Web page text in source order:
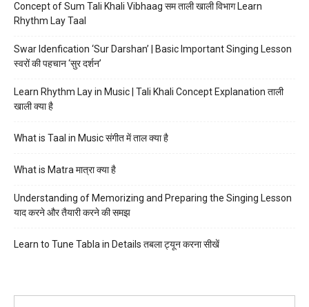
Concept of Sum Tali Khali Vibhaag सम ताली खाली विभाग Learn
Rhythm Lay Taal
Swar Idenfication ‘Sur Darshan’ | Basic Important Singing Lesson
स्वरों की पहचान ‘सुर दर्शन’
Learn Rhythm Lay in Music | Tali Khali Concept Explanation ताली
खाली क्या है
What is Taal in Music संगीत में ताल क्या है
What is Matra मात्रा क्या है
Understanding of Memorizing and Preparing the Singing Lesson
याद करने और तैयारी करने की समझ
Learn to Tune Tabla in Details तबला ट्यून करना सीखें